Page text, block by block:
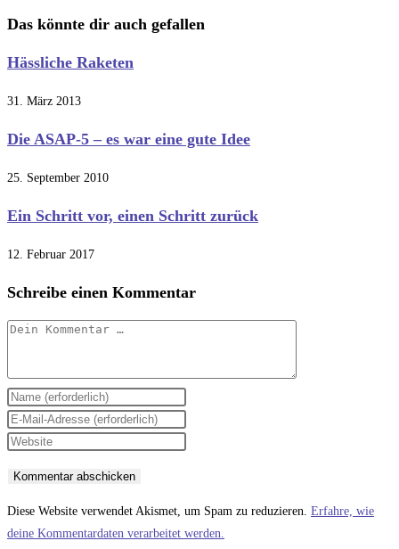
ansehen
Das könnte dir auch gefallen
Hässliche Raketen
31. März 2013
Die ASAP-5 – es war eine gute Idee
25. September 2010
Ein Schritt vor, einen Schritt zurück
12. Februar 2017
Schreibe einen Kommentar
Kommentar
Gib
deinen
Namen
zum
Kommentieren
Gib
deine
Adresse
zum
Gib
URL
ein
Diese Website verwendet Akismet, um Spam zu reduzieren. Erfahre, wie
deine Kommentardaten verarbeitet werden.